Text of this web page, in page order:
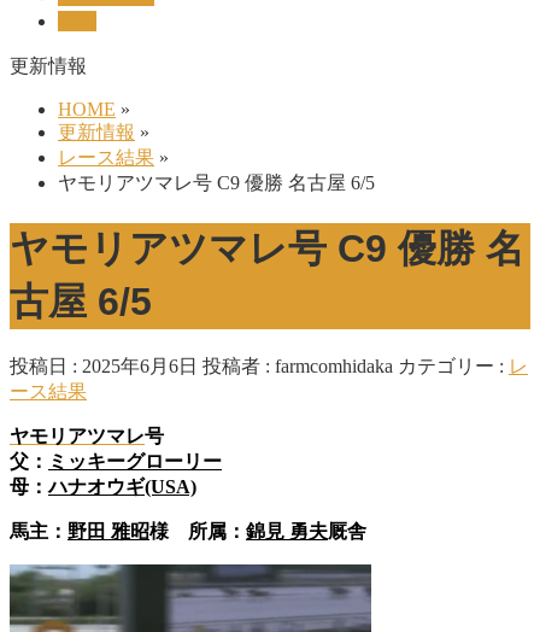
更新情報
HOME »
更新情報 »
レース結果 »
ヤモリアツマレ号 C9 優勝 名古屋 6/5
ヤモリアツマレ号 C9 優勝 名
古屋 6/5
投稿日 : 2025年6月6日 投稿者 : farmcomhidaka カテゴリー : レ
ース結果
ヤモリアツマレ号
父： ミッキーグローリー
母：ハナオウギ(USA)
馬主： 野田 雅昭様 所属： 錦見 勇夫厩舎